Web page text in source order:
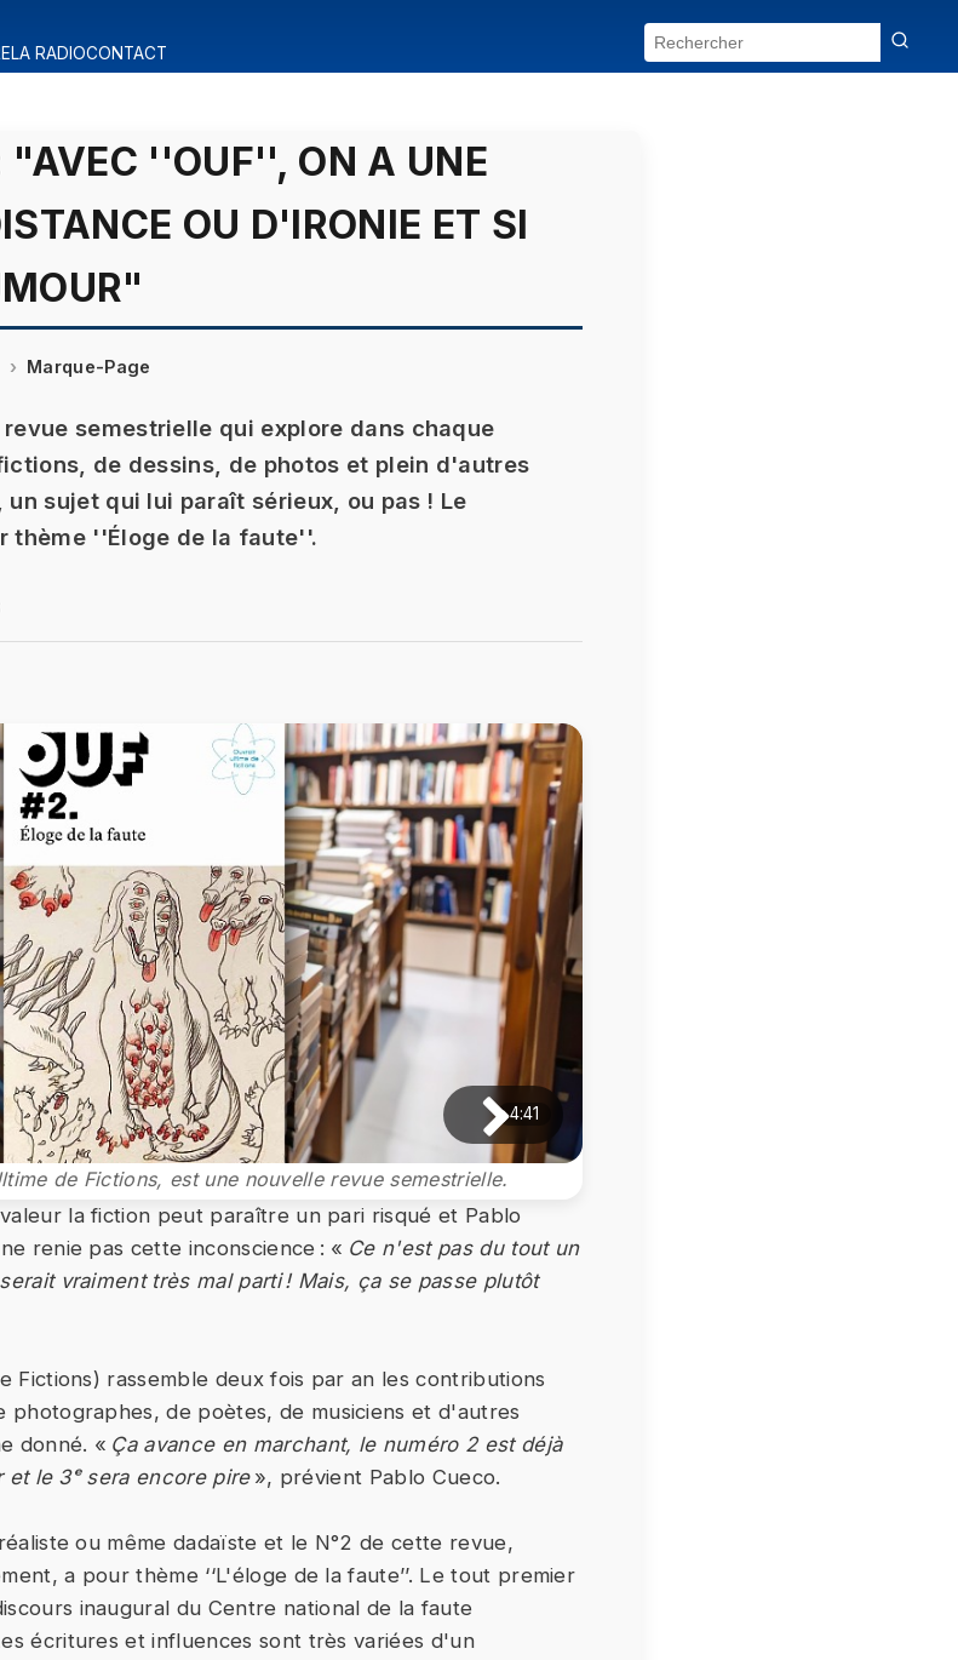
LA RADIOCONTACT
"AVEC ''OUF'', ON A UNE
OU D'IRONIE ET SI
Marque-Page
semestrielle qui explore dans chaque
de dessins, de photos et plein d'autres
sujet qui lui paraît sérieux, ou pas ! Le
thème ''Éloge de la faute''.
4:41
de Fictions, est une nouvelle revue semestrielle.
la fiction peut paraître un pari risqué et Pablo
ne renie pas cette inconscience : « Ce n'est pas du tout un
vraiment très mal parti ! Mais, ça se passe plutôt
Fictions) rassemble deux fois par an les contributions
photographes, de poètes, de musiciens et d'autres
donné. « Ça avance en marchant, le numéro 2 est déjà
le 3ᵉ sera encore pire», prévient Pablo Cueco.
ou même dadaïste et le N°2 de cette revue,
a pour thème ‘‘L'éloge de la faute’’. Le tout premier
inaugural du Centre national de la faute
écritures et influences sont très variées d'un